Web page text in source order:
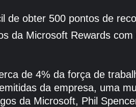
de obter 500 pontos de
da Microsoft Rewards
de 4% da força de
da empresa, uma
da Microsoft, Phil